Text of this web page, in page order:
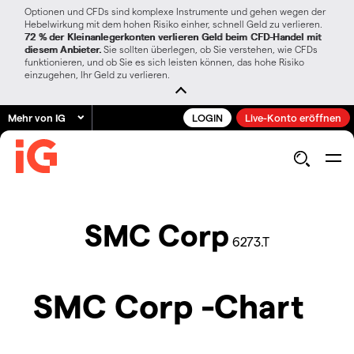
Optionen und CFDs sind komplexe Instrumente und gehen wegen der
Hebelwirkung mit dem hohen Risiko einher, schnell Geld zu verlieren.
72 % der Kleinanlegerkonten verlieren Geld beim CFD-Handel mit
diesem Anbieter. Sie sollten überlegen, ob Sie verstehen, wie CFDs
funktionieren, und ob Sie es sich leisten können, das hohe Risiko
einzugehen, Ihr Geld zu verlieren.
Mehr von IG LOGIN Live-Konto eröffnen
SMC Corp 6273.T
SMC Corp -Chart